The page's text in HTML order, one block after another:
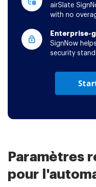
airSlate
with no
Enterprise-
SignNow
security
Paramètres
pour